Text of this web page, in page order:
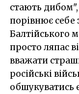
стають
порівнює себе
Балтійського
просто ляпас
вважати
російські
обшукуватись